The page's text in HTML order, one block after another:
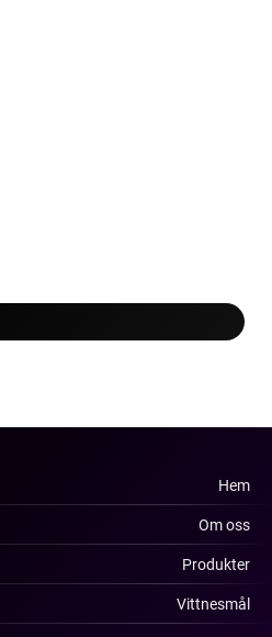
Hem
Om oss
Produkter
Vittnesmål